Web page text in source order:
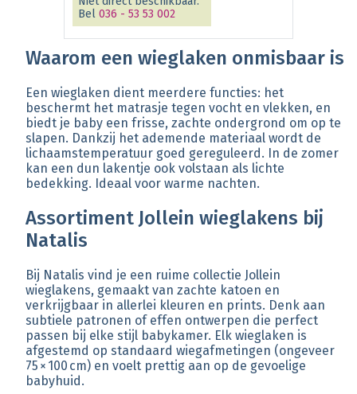
Bel036 - 53 53 002
Waarom een wieglaken onmisbaar is
Een wieglaken dient meerdere functies: het
beschermt het matrasje tegen vocht en vlekken, en
biedt je baby een frisse, zachte ondergrond om op te
slapen. Dankzij het ademende materiaal wordt de
lichaamstemperatuur goed gereguleerd. In de zomer
kan een dun lakentje ook volstaan als lichte
bedekking. Ideaal voor warme nachten.
Assortiment Jollein wieglakens bij
Natalis
Bij Natalis vind je een ruime collectie Jollein
wieglakens, gemaakt van zachte katoen en
verkrijgbaar in allerlei kleuren en prints. Denk aan
subtiele patronen of effen ontwerpen die perfect
passen bij elke stijl babykamer. Elk wieglaken is
afgestemd op standaard wiegafmetingen (ongeveer
75 × 100 cm) en voelt prettig aan op de gevoelige
babyhuid.